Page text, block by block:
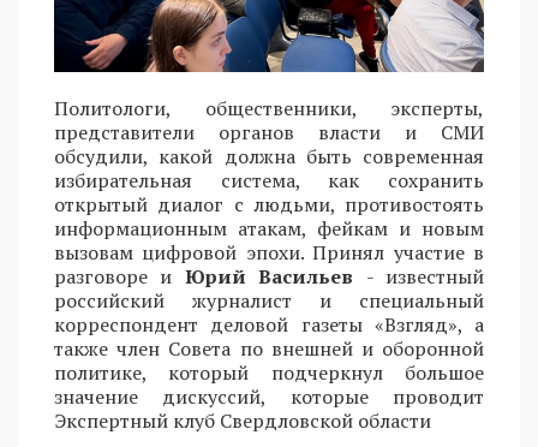
Политологи, общественники, эксперты,
представители органов власти и СМИ
обсудили, какой должна быть современная
избирательная система, как сохранить
открытый диалог с людьми, противостоять
информационным атакам, фейкам и новым
вызовам цифровой эпохи. Принял участие в
разговоре и Юрий Васильев - известный
российский журналист и специальный
корреспондент деловой газеты «Взгляд», а
также член Совета по внешней и оборонной
политике, который подчеркнул большое
значение дискуссий, которые проводит
Экспертный клуб Свердловской области